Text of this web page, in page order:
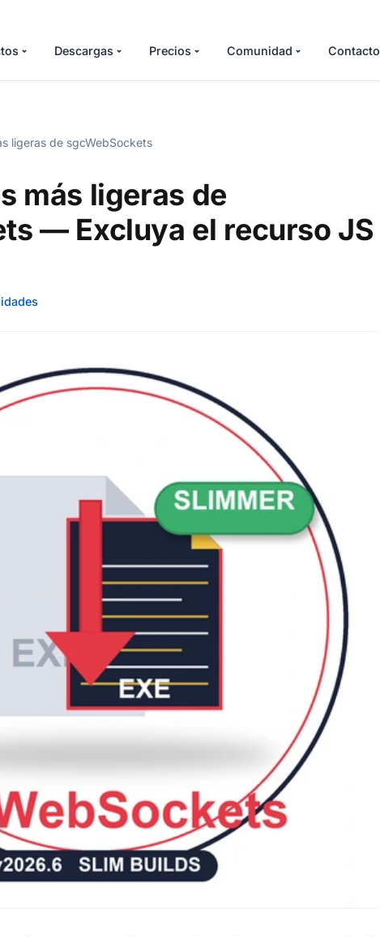
Descargas Precios Comunidad Contacto
ligeras de sgcWebSockets
más ligeras de
— Excluya el recurso JS